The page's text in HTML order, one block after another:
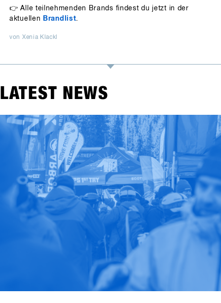
👉 Alle teilnehmenden Brands findest du jetzt in der
aktuellen
Brandlist.
von Xenia Klackl
LATEST NEWS